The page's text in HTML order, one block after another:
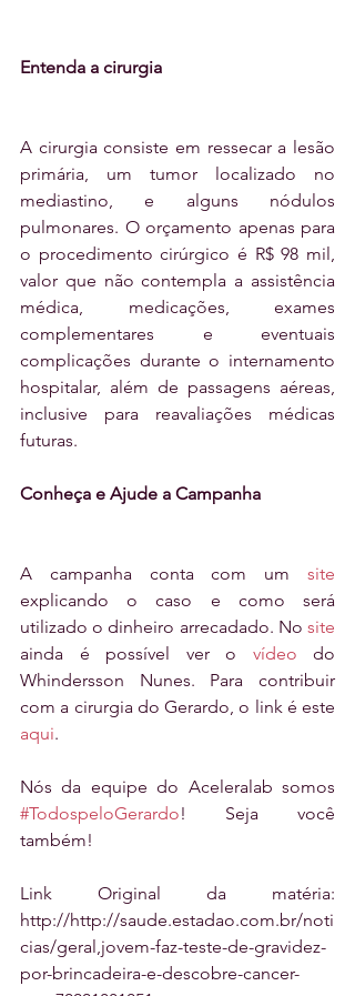
Entenda a cirurgia
A cirurgia consiste em ressecar a lesão
primária, um tumor localizado no
mediastino, e alguns nódulos
pulmonares. O orçamento apenas para
o procedimento cirúrgico é R$ 98 mil,
valor que não contempla a assistência
médica, medicações, exames
complementares e eventuais
complicações durante o internamento
hospitalar, além de passagens aéreas,
inclusive para reavaliações médicas
futuras.
Conheça e Ajude a Campanha
A campanha conta com um site
explicando o caso e como será
utilizado o dinheiro arrecadado. No site
ainda é possível ver o vídeo do
Whindersson Nunes. Para contribuir
aqui.
#TodospeloGerardo! Seja você
também!
Link Original da matéria:
http://http://saude.estadao.com.br/noti
cias/geral,jovem-faz-teste-de-gravidez-
por-brincadeira-e-descobre-cancer-